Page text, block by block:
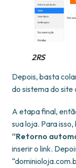
2RS
Depois, basta
do sistema do site
A etapa final,
sua loja. Para
“Retorno
inserir o link.